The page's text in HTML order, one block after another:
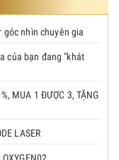
góc nhìn chuyên gia
của bạn đang "khát
MUA 1 ĐƯỢC 3, TẶNG
LASER